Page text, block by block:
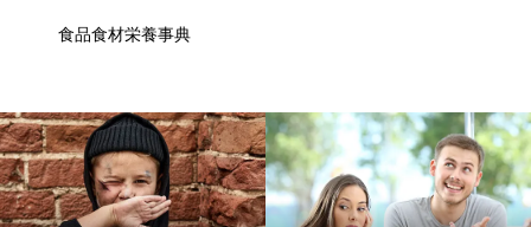
食品食材栄養事典